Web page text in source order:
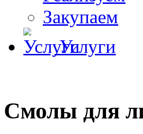
Закупаем
Услуги
Смолы для